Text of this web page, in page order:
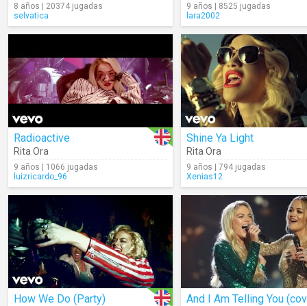
8 años | 20374 jugadas
selvatica
9 años | 8525 jugadas
lara2002
Radioactive
Rita Ora
9 años | 1066 jugadas
luizricardo_96
Shine Ya Light
Rita Ora
9 años | 794 jugadas
Xenias12
How We Do (Party) And I Am Telling You